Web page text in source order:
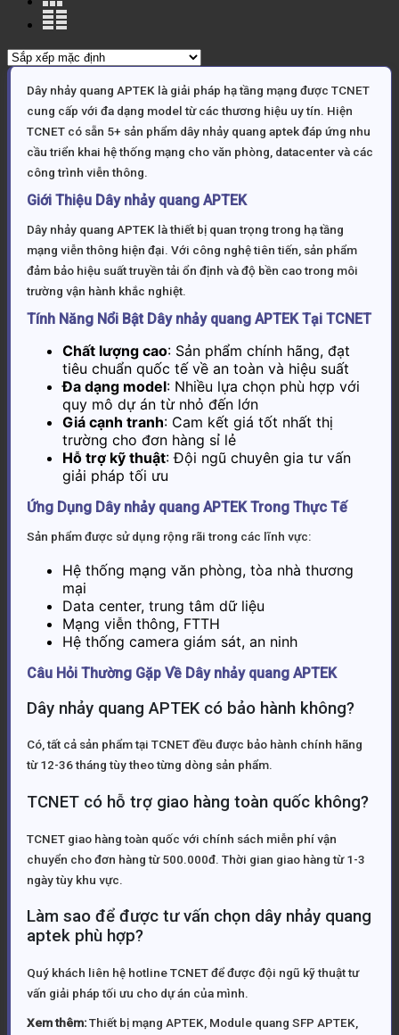
Dây nhảy quang APTEK là giải pháp hạ tầng mạng được TCNET
cung cấp với đa dạng model từ các thương hiệu uy tín. Hiện
TCNET có sẵn 5+ sản phẩm dây nhảy quang aptek đáp ứng nhu
cầu triển khai hệ thống mạng cho văn phòng, datacenter và các
công trình viễn thông.
Giới Thiệu Dây nhảy quang APTEK
Dây nhảy quang APTEK là thiết bị quan trọng trong hạ tầng
mạng viễn thông hiện đại. Với công nghệ tiên tiến, sản phẩm
đảm bảo hiệu suất truyền tải ổn định và độ bền cao trong môi
trường vận hành khắc nghiệt.
Tính Năng Nổi Bật Dây nhảy quang APTEK Tại TCNET
Chất lượng cao: Sản phẩm chính hãng, đạt
tiêu chuẩn quốc tế về an toàn và hiệu suất
Đa dạng model: Nhiều lựa chọn phù hợp với
quy mô dự án từ nhỏ đến lớn
Giá cạnh tranh: Cam kết giá tốt nhất thị
trường cho đơn hàng sỉ lẻ
Hỗ trợ kỹ thuật: Đội ngũ chuyên gia tư vấn
giải pháp tối ưu
Ứng Dụng Dây nhảy quang APTEK Trong Thực Tế
Sản phẩm được sử dụng rộng rãi trong các lĩnh vực:
Hệ thống mạng văn phòng, tòa nhà thương
mại
Data center, trung tâm dữ liệu
Mạng viễn thông, FTTH
Hệ thống camera giám sát, an ninh
Câu Hỏi Thường Gặp Về Dây nhảy quang APTEK
Dây nhảy quang APTEK có bảo hành không?
Có, tất cả sản phẩm tại TCNET đều được bảo hành chính hãng
từ 12-36 tháng tùy theo từng dòng sản phẩm.
TCNET có hỗ trợ giao hàng toàn quốc không?
TCNET giao hàng toàn quốc với chính sách miễn phí vận
chuyển cho đơn hàng từ 500.000đ. Thời gian giao hàng từ 1-3
ngày tùy khu vực.
Làm sao để được tư vấn chọn dây nhảy quang
aptek phù hợp?
Quý khách liên hệ hotline TCNET để được đội ngũ kỹ thuật tư
vấn giải pháp tối ưu cho dự án của mình.
Xem thêm:Thiết bị mạng APTEK Module quang SFP APTEK